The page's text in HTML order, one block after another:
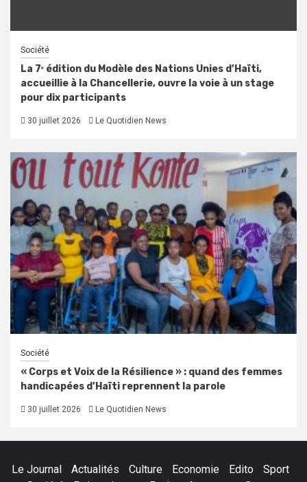
Société
La 7ᵉ édition du Modèle des Nations Unies d’Haïti,
accueillie à la Chancellerie, ouvre la voie à un stage
pour dix participants
30 juillet 2026 Le Quotidien News
Société
« Corps et Voix de la Résilience » : quand des femmes
handicapées d’Haïti reprennent la parole
30 juillet 2026 Le Quotidien News
Le Journal Actualités Culture Economie Edito
Sport